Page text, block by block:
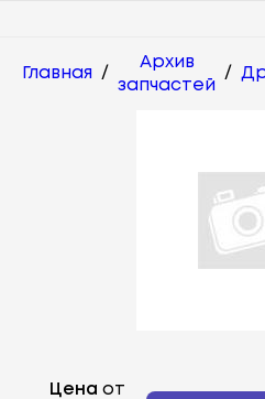
Главная /
Архив
запчастей
/
Цена от